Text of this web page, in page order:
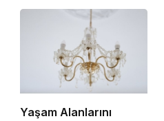
Yaşam Alanlarını